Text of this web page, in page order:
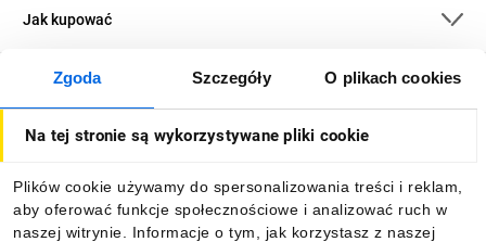
Zgoda Szczegóły O plikach cookies
Na tej stronie są wykorzystywane pliki cookie
Plików cookie używamy do spersonalizowania treści i reklam,
aby oferować funkcje społecznościowe i analizować ruch w
naszej witrynie. Informacje o tym, jak korzystasz z naszej
Jak kupować
O firmie
Informacje